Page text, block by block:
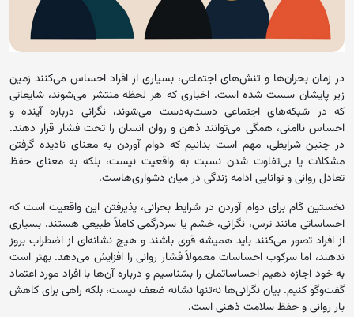
در زمان بحران‌ها و تنش‌های اجتماعی، بسیاری از افراد احساس می‌کنند زمین
زیر پایشان سست شده است. اخباری که هر لحظه منتشر می‌شوند، شایعاتی
که در شبکه‌های اجتماعی دست‌به‌دست می‌شوند، نگرانی درباره آینده و
احساس ناامنی، همگی می‌توانند ذهن و روان انسان را تحت فشار قرار دهند.
در چنین شرایطی، مهم است بدانیم که دوام آوردن به معنای نادیده گرفتن
مشکلات یا بی‌تفاوت شدن نسبت به واقعیت نیست، بلکه به معنای حفظ
تعادل روانی و توانایی ادامه زندگی در میان دشواری‌هاست.
نخستین گام برای دوام آوردن در شرایط بحرانی، پذیرفتن این واقعیت است که
احساساتی مانند ترس، نگرانی، خشم یا سردرگمی کاملاً طبیعی هستند. بسیاری
از افراد تصور می‌کنند باید همیشه قوی باشند و هیچ نشانه‌ای از اضطراب بروز
ندهند، اما سرکوب احساسات معمولاً فشار روانی را افزایش می‌دهد. بهتر است
به خود اجازه دهیم احساساتمان را بشناسیم و درباره آن‌ها با افراد مورد اعتماد
گفت‌وگو کنیم. بیان نگرانی‌ها نه‌تنها نشانه ضعف نیست، بلکه راهی برای کاهش
بار روانی و حفظ سلامت ذهنی است.